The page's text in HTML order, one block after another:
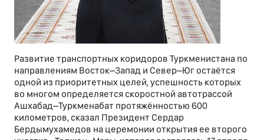
Развитие транспортных коридоров Туркменистана по
направлениям Восток–Запад и Север–Юг остаётся
одной из приоритетных целей, успешность которых
во многом определяется скоростной автотрассой
Ашхабад–Туркменабат протяжённостью 600
километров, сказал Президент Сердар
Бердымухамедов на церемонии открытия ее второго